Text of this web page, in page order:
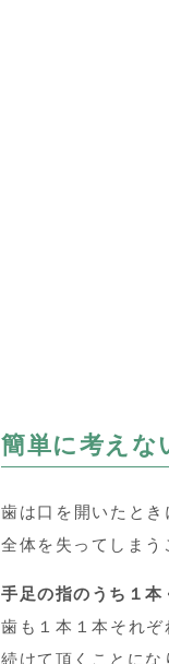
簡単に考えな
歯は口を開いたと
全体を失ってしまう
手足の指のうち１本
歯も１本１本それ
続けて頂くことにな